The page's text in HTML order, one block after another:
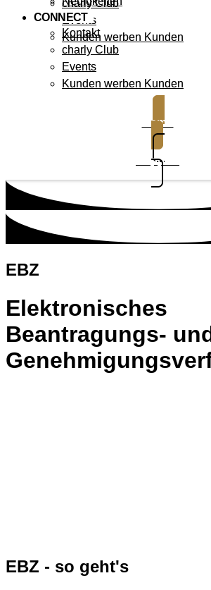
charly Club
Events
Kunden werben Kunden
CONNECT
Kontakt
charly Club
Events
Kunden werben Kunden
Demo
Support
EBZ
Elektronisches
Beantragungs-
EBZ - so geht's